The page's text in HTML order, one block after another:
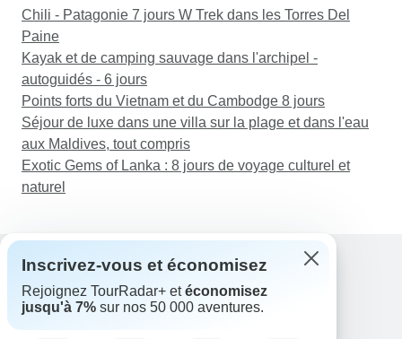
Chili - Patagonie 7 jours W Trek dans les Torres Del
Paine
Kayak et de camping sauvage dans l'archipel -
autoguidés - 6 jours
Points forts du Vietnam et du Cambodge 8 jours
Séjour de luxe dans une villa sur la plage et dans l'eau
aux Maldives, tout compris
Exotic Gems of Lanka : 8 jours de voyage culturel et
naturel
Assistance
Contactez-nous
Inscrivez-vous et économisez
Rejoignez TourRadar+ etéconomisez
jusqu'à 7% sur nos 50 000 aventures.